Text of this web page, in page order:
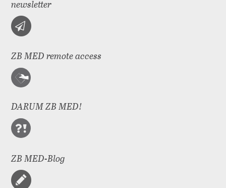
newsletter
ZB MED remote access
DARUM ZB MED!
ZB MED-Blog